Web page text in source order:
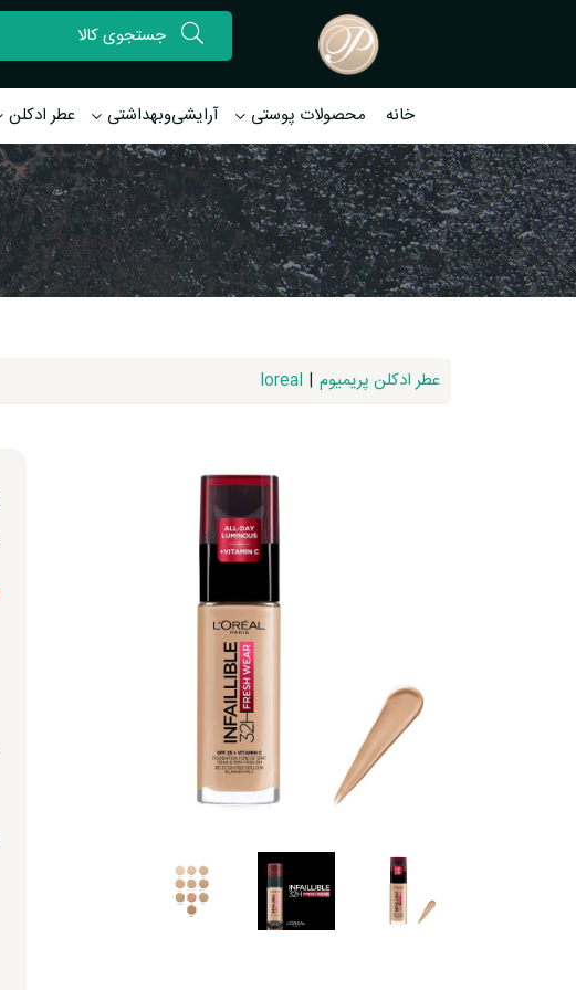
خانه محصولات پوستی آرایشی‌وبهداشتی عطر ادکلن
عطر ادکلن پریمیوم |
loreal